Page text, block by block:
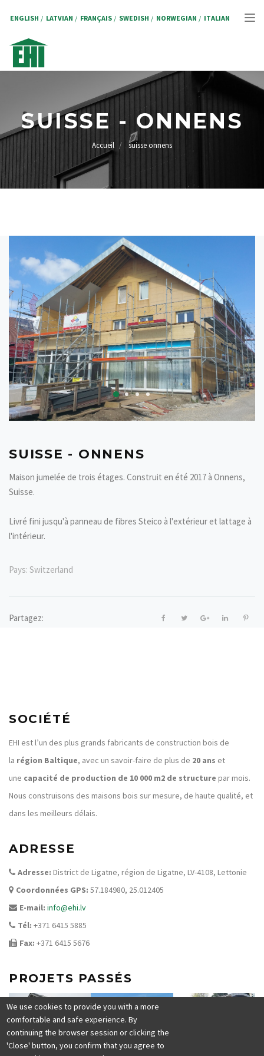
principal
ENGLISH LATVIAN FRANÇAIS SWEDISH NORWEGIAN ITALIAN
SUISSE - ONNENS
FIL
D'ARIANE
Accueil suisse onnens
SUISSE - ONNENS
Maison jumelée de trois étages. Construit en été 2017 à Onnens,
Suisse.
Livré fini jusqu'à panneau de fibres Steico à l'extérieur et lattage à
l'intérieur.
Pays: Switzerland
Partagez:
SOCIÉTÉ
EHI est l’un des plus grands fabricants de construction bois de
la région Baltique, avec un savoir-faire de plus de 20 ans et
une capacité de production de 10 000 m2 de structure par mois.
Nous construisons des maisons bois sur mesure, de haute qualité, et
dans les meilleurs délais.
ADRESSE
Adresse: District de Ligatne, région de Ligatne, LV-4108, Lettonie
Coordonnées GPS: 57.184980, 25.012405
E-mail: info@ehi.lv
Tél: +371 6415 5885
Fax: +371 6415 5676
PROJETS PASSÉS
We use cookies to provide you with a more
comfortable and safe experience. By
continuing the browser session or clicking the
'Close' button, you confirm that you agree to